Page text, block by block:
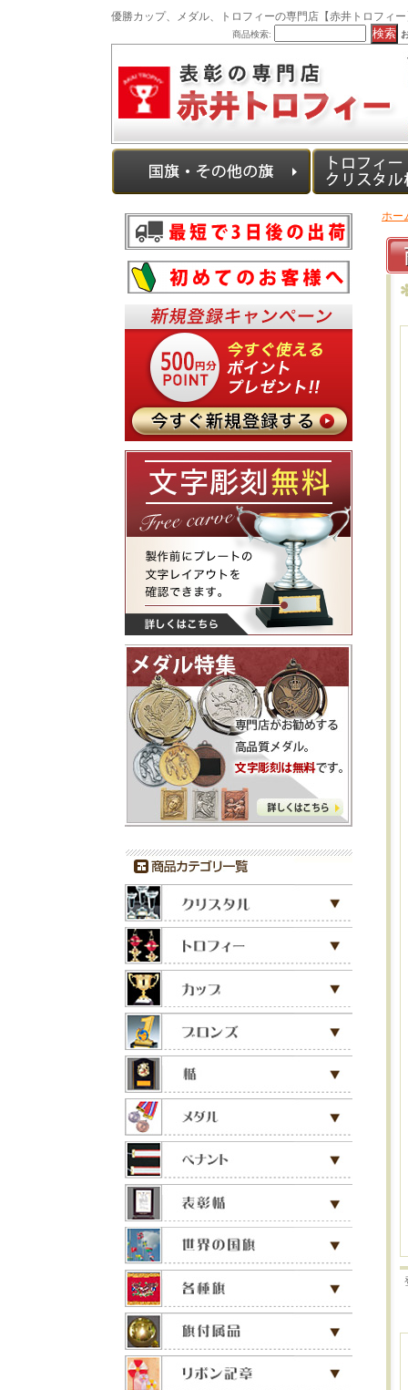
優勝カップ、メダル、トロフィーの専門店【赤井トロフィ
商品検索:
ホー